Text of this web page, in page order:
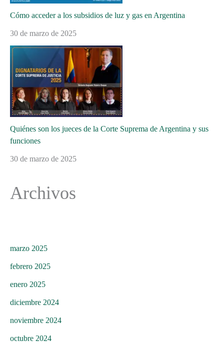
Cómo acceder a los subsidios de luz y gas en Argentina
30 de marzo de 2025
Quiénes son los jueces de la Corte Suprema de Argentina y sus
funciones
30 de marzo de 2025
Archivos
marzo 2025
febrero 2025
enero 2025
diciembre 2024
noviembre 2024
octubre 2024